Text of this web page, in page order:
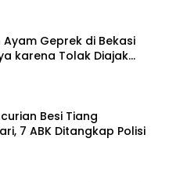
Geprek di Bekasi
karena Tolak Diajak
Besi Tiang
7 ABK Ditangkap Polisi